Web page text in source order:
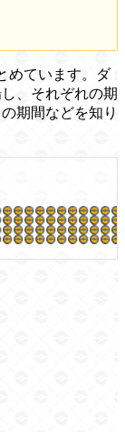
めています。ダ
、それぞれの期
期間などを知り